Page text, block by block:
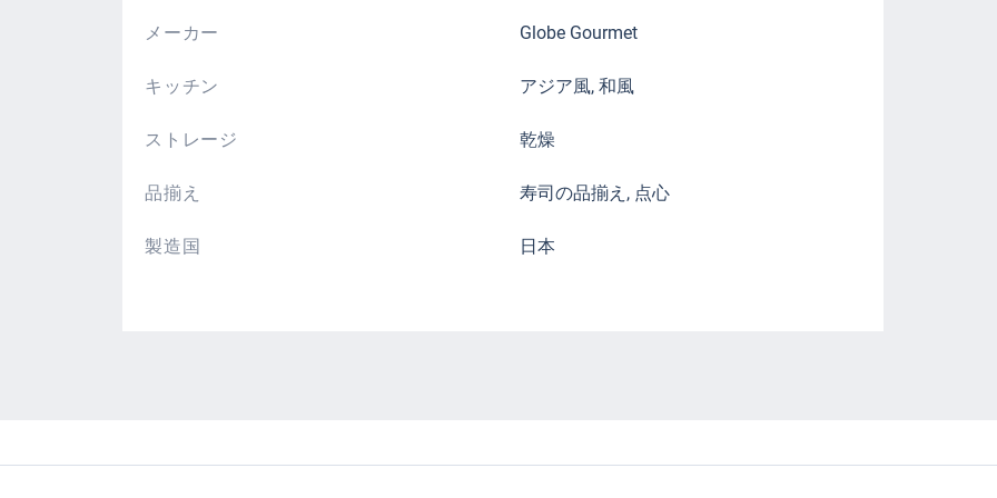
メーカー Globe Gourmet
キッチン アジア風, 和風
ストレージ 乾燥
品揃え 寿司の品揃え, 点心
製造国 日本